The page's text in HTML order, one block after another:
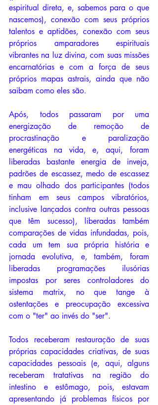
espiritual direta, e, sabemos para o que
nascemos), conexão com seus próprios
talentos e aptidões, conexão com seus
próprios amparadores espirituais
vibrantes na luz divina, com suas missões
encarnatórias e com a força de seus
próprios mapas astrais, ainda que não
saibam como eles são.
Após, todos passaram por uma
energização de remoção de
procrastinação e paralização
energéticas na vida, e, aqui, foram
liberadas bastante energia de inveja,
padrões de escassez, medo de escassez
e mau olhado dos participantes (todos
tinham em seus campos vibratórios,
inclusive lançados contra outras pessoas
que têm sucesso), liberadas também
comparações de vidas infundadas, pois,
cada um tem sua própria história e
jornada evolutiva, e, também, foram
liberadas programações ilusórias
impostas por seres controladores do
sistema matrix, no que tange à
ostentações e preocupação excessiva
com o "ter" ao invés do "ser".
Todos receberam restauração de suas
próprias capacidades criativas, de suas
capacidades pessoais (e, aqui, alguns
receberam tratativas na região do
intestino e estômago, pois, estavam
apresentando já problemas físicos por